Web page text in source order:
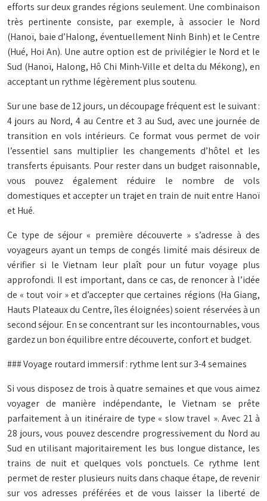
efforts sur deux grandes régions seulement. Une combinaison
très pertinente consiste, par exemple, à associer le Nord
(Hanoï, baie d’Halong, éventuellement Ninh Binh) et le Centre
(Hué, Hoi An). Une autre option est de privilégier le Nord et le
Sud (Hanoï, Halong, Hô Chi Minh-Ville et delta du Mékong), en
acceptant un rythme légèrement plus soutenu.
Sur une base de 12 jours, un découpage fréquent est le suivant :
4 jours au Nord, 4 au Centre et 3 au Sud, avec une journée de
transition en vols intérieurs. Ce format vous permet de voir
l’essentiel sans multiplier les changements d’hôtel et les
transferts épuisants. Pour rester dans un budget raisonnable,
vous pouvez également réduire le nombre de vols
domestiques et accepter un trajet en train de nuit entre Hanoï
et Hué.
Ce type de séjour « première découverte » s’adresse à des
voyageurs ayant un temps de congés limité mais désireux de
vérifier si le Vietnam leur plaît pour un futur voyage plus
approfondi. Il est important, dans ce cas, de renoncer à l’idée
de « tout voir » et d’accepter que certaines régions (Ha Giang,
Hauts Plateaux du Centre, îles éloignées) soient réservées à un
second séjour. En se concentrant sur les incontournables, vous
gardez un bon équilibre entre découverte, confort et budget.
### Voyage routard immersif : rythme lent sur 3-4 semaines
Si vous disposez de trois à quatre semaines et que vous aimez
voyager de manière indépendante, le Vietnam se prête
parfaitement à un itinéraire de type « slow travel ». Avec 21 à
28 jours, vous pouvez descendre progressivement du Nord au
Sud en utilisant majoritairement les bus longue distance, les
trains de nuit et quelques vols ponctuels. Ce rythme lent
permet de rester plusieurs nuits dans chaque étape, de revenir
sur vos adresses préférées et de vous laisser la liberté de